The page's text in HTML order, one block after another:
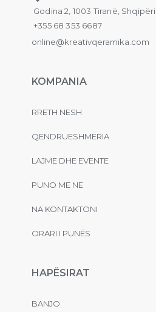
Godina 2, 1003 Tiranë, Shqipëri
+355 68 353 6687
online@kreativqeramika.com
KOMPANIA
RRETH NESH
QËNDRUESHMËRIA
LAJME DHE EVENTE
PUNO ME NE
NA KONTAKTONI
ORARI I PUNËS
HAPËSIRAT
BANJO